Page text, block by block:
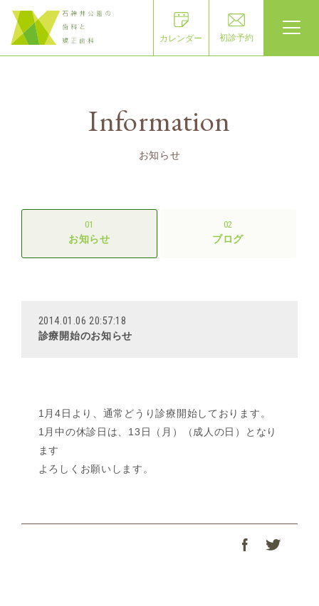
カレンダー 初診予約
Information
お知らせ
01
お知らせ
02
ブログ
2014.01.06 20:57:18
診療開始のお知らせ
1月4日より、通常どうり診療開始しております。
1月中の休診日は、13日（月）（成人の日）となり
ます
よろしくお願いします。